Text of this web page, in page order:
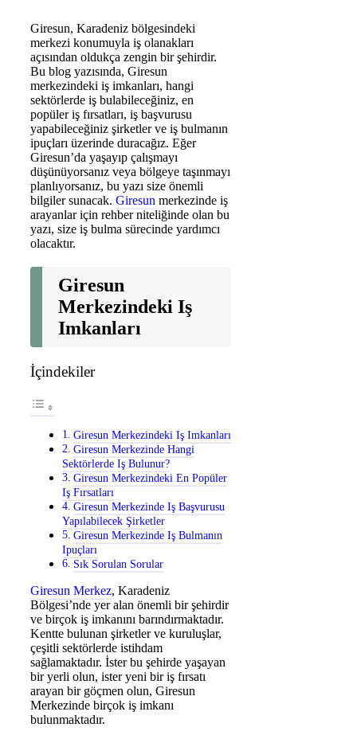
Giresun, Karadeniz bölgesindeki
merkezi konumuyla iş olanakları
açısından oldukça zengin bir şehirdir.
Bu blog yazısında, Giresun
merkezindeki iş imkanları, hangi
sektörlerde iş bulabileceğiniz, en
popüler iş fırsatları, iş başvurusu
yapabileceğiniz şirketler ve iş bulmanın
ipuçları üzerinde duracağız. Eğer
Giresun’da yaşayıp çalışmayı
düşünüyorsanız veya bölgeye taşınmayı
planlıyorsanız, bu yazı size önemli
bilgiler sunacak. Giresun merkezinde iş
arayanlar için rehber niteliğinde olan bu
yazı, size iş bulma sürecinde yardımcı
olacaktır.
Giresun
Merkezindeki Iş
Imkanları
İçindekiler
Giresun Merkezindeki Iş Imkanları
Giresun Merkezinde Hangi
Sektörlerde Iş Bulunur?
Giresun Merkezindeki En Popüler
Iş Fırsatları
Giresun Merkezinde Iş Başvurusu
Yapılabilecek Şirketler
Giresun Merkezinde Iş Bulmanın
Ipuçları
Sık Sorulan Sorular
Giresun Merkez, Karadeniz
Bölgesi’nde yer alan önemli bir şehirdir
ve birçok iş imkanını barındırmaktadır.
Kentte bulunan şirketler ve kuruluşlar,
çeşitli sektörlerde istihdam
sağlamaktadır. İster bu şehirde yaşayan
bir yerli olun, ister yeni bir iş fırsatı
arayan bir göçmen olun, Giresun
Merkezinde birçok iş imkanı
bulunmaktadır.